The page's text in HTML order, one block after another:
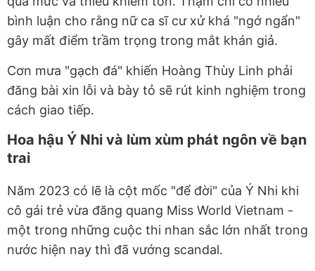
bình luận cho rằng nữ ca sĩ cư xử khá "ngớ ngẩn"
gây mất điểm trầm trọng trong mắt khán giả.
Cơn mưa "gạch đá" khiến Hoàng Thùy Linh phải
đăng bài xin lỗi và bày tỏ sẽ rút kinh nghiệm trong
cách giao tiếp.
Hoa hậu Ý Nhi và lùm xùm phát ngôn về bạn
trai
Năm 2023 có lẽ là cột mốc "để đời" của Ý Nhi khi
cô gái trẻ vừa đăng quang Miss World Vietnam -
một trong những cuộc thi nhan sắc lớn nhất trong
nước hiện nay thì đã vướng scandal.